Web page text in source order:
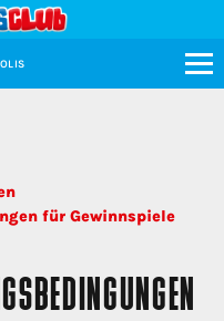
für Gewinnspiele